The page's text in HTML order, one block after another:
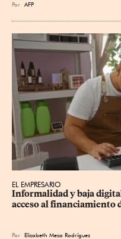
Por AFP
EL EMPRESARIO
Informalidad y baja
acceso al financiamiento
Por Elizabeth Meza Rodríguez